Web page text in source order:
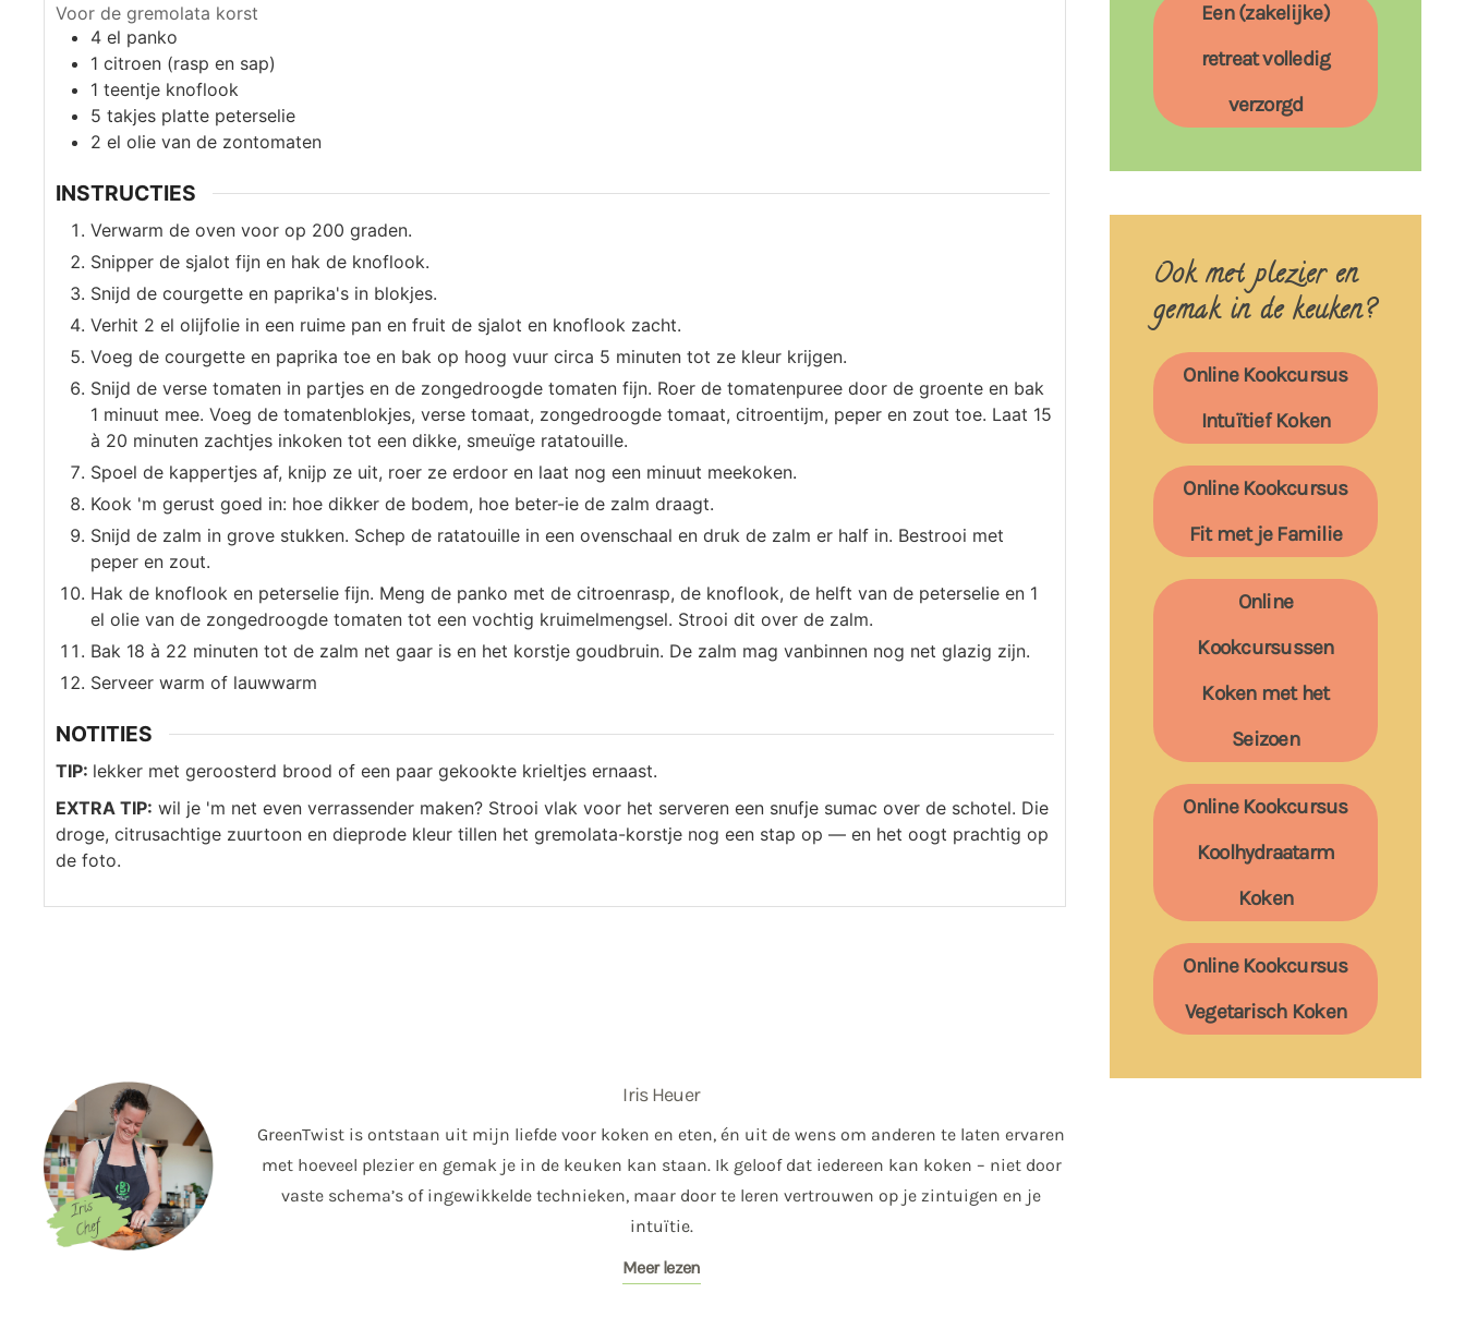
Voor de gremolata korst
4 el panko
1 citroen (rasp en sap)
1 teentje knoflook
5 takjes platte peterselie
2 el olie van de zontomaten
INSTRUCTIES
Verwarm de oven voor op 200 graden.
Snipper de sjalot fijn en hak de knoflook.
Snijd de courgette en paprika's in blokjes.
Verhit 2 el olijfolie in een ruime pan en fruit de sjalot en knoflook zacht.
Voeg de courgette en paprika toe en bak op hoog vuur circa 5 minuten tot ze kleur krijgen.
Snijd de verse tomaten in partjes en de zongedroogde tomaten fijn. Roer de tomatenpuree door de groente en bak
1 minuut mee. Voeg de tomatenblokjes, verse tomaat, zongedroogde tomaat, citroentijm, peper en zout toe. Laat 15
à 20 minuten zachtjes inkoken tot een dikke, smeuïge ratatouille.
Spoel de kappertjes af, knijp ze uit, roer ze erdoor en laat nog een minuut meekoken.
Kook 'm gerust goed in: hoe dikker de bodem, hoe beter-ie de zalm draagt.
Snijd de zalm in grove stukken. Schep de ratatouille in een ovenschaal en druk de zalm er half in. Bestrooi met
peper en zout.
Hak de knoflook en peterselie fijn. Meng de panko met de citroenrasp, de knoflook, de helft van de peterselie en 1
el olie van de zongedroogde tomaten tot een vochtig kruimelmengsel. Strooi dit over de zalm.
Bak 18 à 22 minuten tot de zalm net gaar is en het korstje goudbruin. De zalm mag vanbinnen nog net glazig zijn.
Serveer warm of lauwwarm
NOTITIES
TIP: lekker met geroosterd brood of een paar gekookte krieltjes ernaast.
EXTRA TIP: wil je 'm net even verrassender maken? Strooi vlak voor het serveren een snufje sumac over de schotel. Die
droge, citrusachtige zuurtoon en dieprode kleur tillen het gremolata-korstje nog een stap op — en het oogt prachtig op
de foto.
Iris Heuer
GreenTwist is ontstaan uit mijn liefde voor koken en eten, én uit de wens om anderen te laten ervaren
met hoeveel plezier en gemak je in de keuken kan staan. Ik geloof dat iedereen kan koken – niet door
vaste schema’s of ingewikkelde technieken, maar door te leren vertrouwen op je zintuigen en je
intuïtie.
Meer lezen
Een (zakelijke)
retreat volledig
verzorgd
Ook met plezier en
gemak in de keuken?
Online Kookcursus
Intuïtief Koken
Online Kookcursus
Fit met je Familie
Online
Kookcursussen
Koken met het
Seizoen
Online Kookcursus
Koolhydraatarm
Koken
Online Kookcursus
Vegetarisch Koken